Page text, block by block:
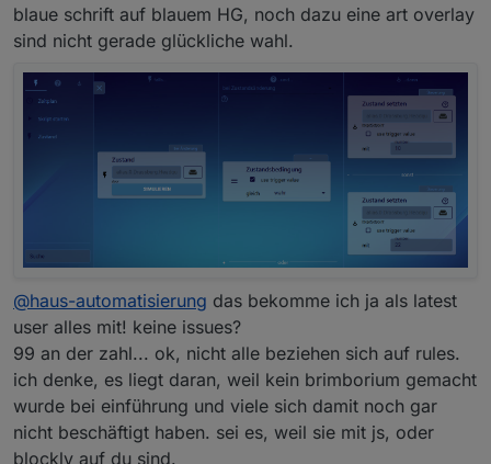
blaue schrift auf blauem HG, noch dazu eine art overlay
sind nicht gerade glückliche wahl.
@haus-automatisierung das bekomme ich ja als latest
user alles mit! keine issues?
99 an der zahl... ok, nicht alle beziehen sich auf rules.
ich denke, es liegt daran, weil kein brimborium gemacht
wurde bei einführung und viele sich damit noch gar
nicht beschäftigt haben. sei es, weil sie mit js, oder
blockly auf du sind.